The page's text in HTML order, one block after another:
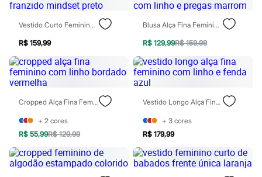
Todos os produtos
Em alta
Arrumadinho para os meninos
Romântico para as meninas
Inverno
Novidades
Roupas menina
1 a 5 anos
10 a 16 anos
Roupas menino
1 a 5 anos
4 a 12 anos
Vestido Curto Feminino Franzido Mindset Preto
R$ 159,99
Blusa Alça Fina Feminina Com Linho E Pregas Marrom
R$ 129,99R$ 159,99
Cropped Alça Fina Feminino Com Linho Bordado Vermelha
+ 2 cores
R$ 55,99R$ 129,99
Vestido Longo Alça Fina Feminino Com Linho E Fenda Azul
+ 3 cores
R$ 179,99